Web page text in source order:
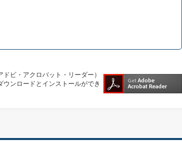
ビ・アクロバット・リーダー）
ンロードとインストールができ